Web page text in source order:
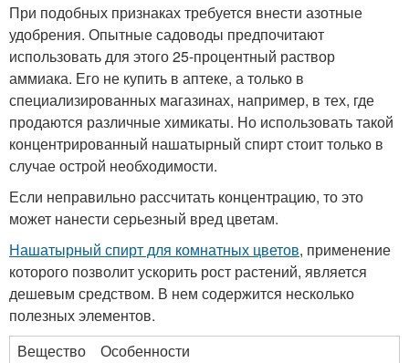
При подобных признаках требуется внести азотные
удобрения. Опытные садоводы предпочитают
использовать для этого 25-процентный раствор
аммиака. Его не купить в аптеке, а только в
специализированных магазинах, например, в тех, где
продаются различные химикаты. Но использовать такой
концентрированный нашатырный спирт стоит только в
случае острой необходимости.
Если неправильно рассчитать концентрацию, то это
может нанести серьезный вред цветам.
Нашатырный спирт для комнатных цветов, применение
которого позволит ускорить рост растений, является
дешевым средством. В нем содержится несколько
полезных элементов.
Вещество
Особенности